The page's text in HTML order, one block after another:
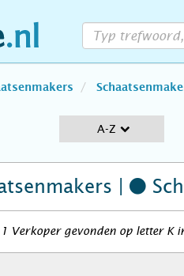
A-Z
|
Verkoper gevonden op letter K